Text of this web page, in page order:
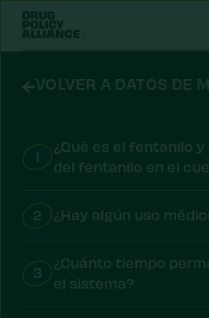
VOLVER A DATOS DE
1
¿Qué es el fentanilo
del fentanilo en el
2 ¿Hay algún uso
3
¿Cuánto tiempo
el sistema?